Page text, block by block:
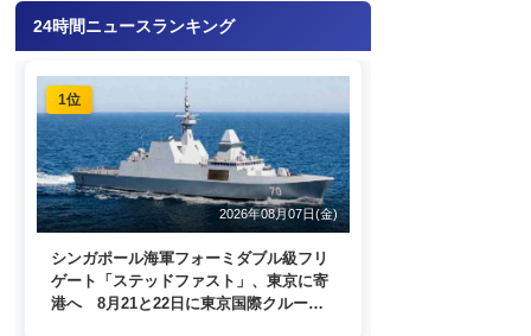
24時間ニュースランキング
1位
2026年08月07日(金)
シンガポール海軍フォーミダブル級フリ
ゲート「ステッドファスト」、東京に寄
港へ 8月21と22日に東京国際クルーズ